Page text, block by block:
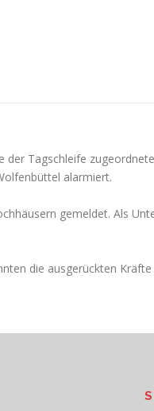
Tagschleife
alarmiert.
gemeldet. Als
die ausgerückten